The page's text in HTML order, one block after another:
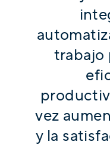
trabajo
vez
y la